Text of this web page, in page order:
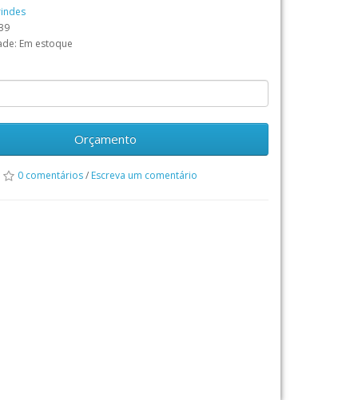
Em estoque
Orçamento
0 comentários/ Escreva um comentário